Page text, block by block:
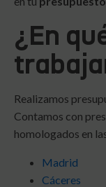
¿En
Realizamos
Contamos con
homologados en
Madrid
Cáceres